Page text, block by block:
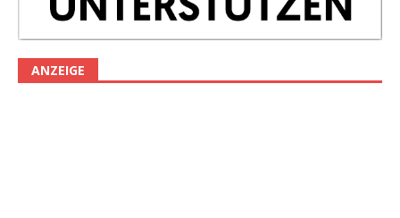
ANZEIGE